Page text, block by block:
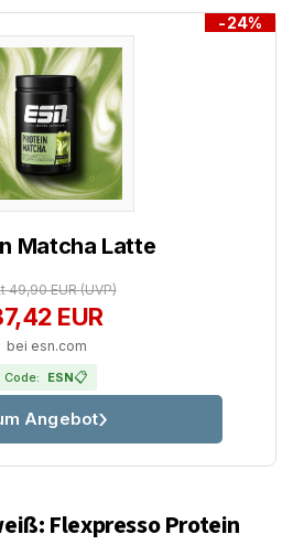
-24%
Matcha Latte
49,90 EUR(UVP)
EUR
bei esn.com
Code: ESN📋
Angebot
Flexpresso Protein